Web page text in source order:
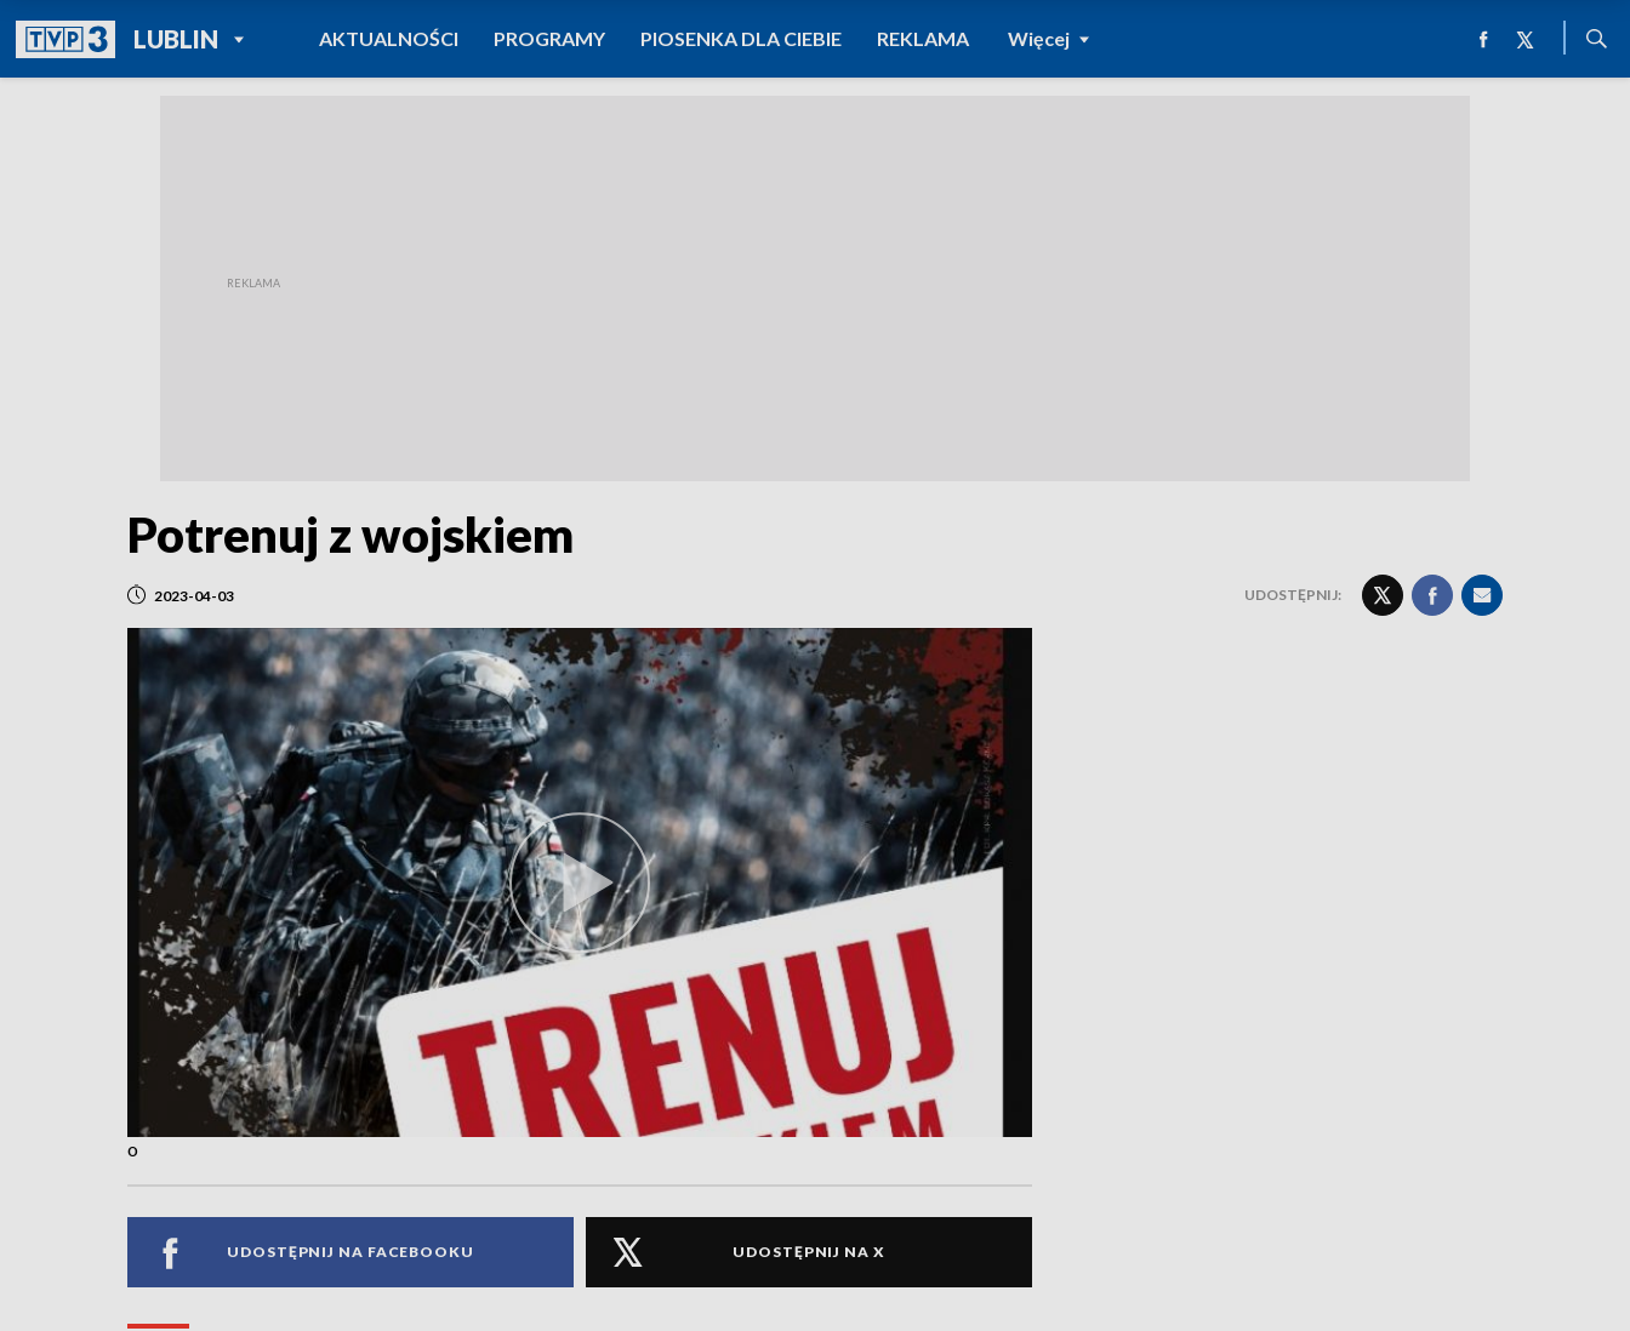
LUBLINPOWRÓT DO
TVP REGIONY
AKTUALNOŚCI PROGRAMY PIOSENKA DLA CIEBIE REKLAMA Więcej
Potrenuj z wojskiem
2023-04-03 UDOSTĘPNIJ:
o
UDOSTĘPNIJ NA FACEBOOKU UDOSTĘPNIJ NA X